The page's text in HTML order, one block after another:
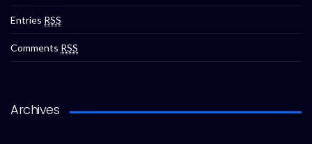
Entries RSS
Comments RSS
Archives